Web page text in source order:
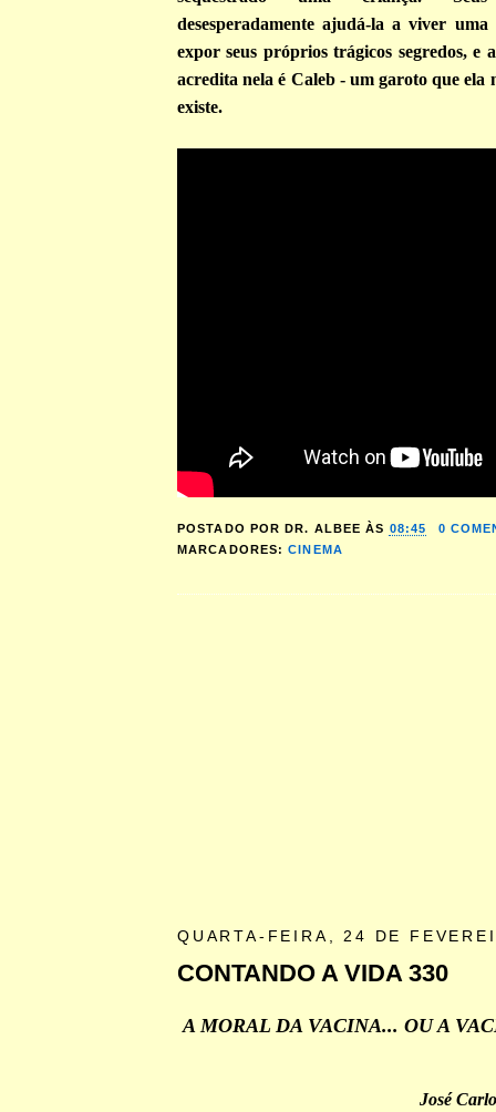
desesperadamente ajudá-la a viver
expor seus próprios trágicos segredos, e
acredita nela é Caleb - um garoto que ela
existe.
POSTADO POR DR. ALBEE ÀS 08:45
0
MARCADORES:CINEMA
QUARTA-FEIRA, 24 DE
CONTANDO A VIDA 330
A MORAL DA VACINA... OU A
José